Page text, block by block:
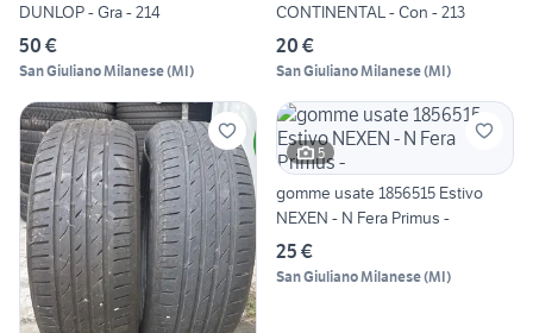
DUNLOP - Gra - 214
50 €
San Giuliano Milanese(MI)
CONTINENTAL - Con - 213
20 €
San Giuliano Milanese(MI)
5
gomme usate 1856515 Estivo
NEXEN - N Fera Primus -
25 €
San Giuliano Milanese(MI)